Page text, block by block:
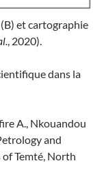
et cartographie
, 2020).
dans la
A., Nkouandou
and
Temté, North